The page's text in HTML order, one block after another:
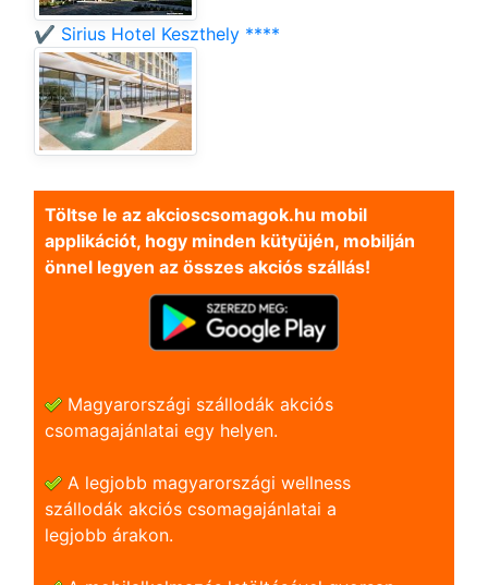
✔️ Sirius Hotel Keszthely ****
Töltse le az akcioscsomagok.hu mobil
applikációt, hogy minden kütyüjén, mobilján
önnel legyen az összes akciós szállás!
Magyarországi szállodák akciós
csomagajánlatai egy helyen.
A legjobb magyarországi wellness
szállodák akciós csomagajánlatai a
legjobb árakon.